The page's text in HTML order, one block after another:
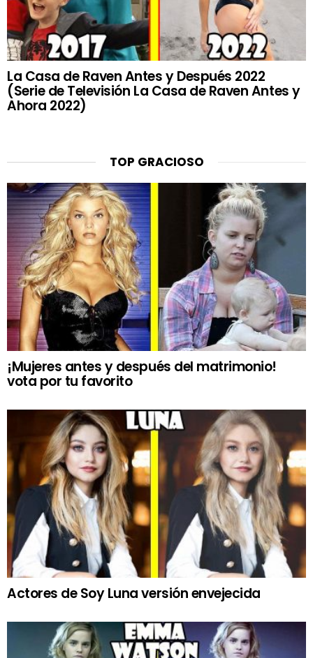
La Casa de Raven Antes y Después 2022
(Serie de Televisión La Casa de Raven Antes y
Ahora 2022)
TOP GRACIOSO
¡Mujeres antes y después del matrimonio!
vota por tu favorito
Actores de Soy Luna versión envejecida